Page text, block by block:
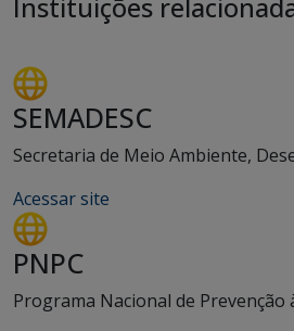
Instituições
SEMADESC
Secretaria de Meio Ambiente,
Acessar site
PNPC
Programa Nacional de Prevenção